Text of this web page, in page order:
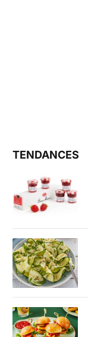
TENDANCES